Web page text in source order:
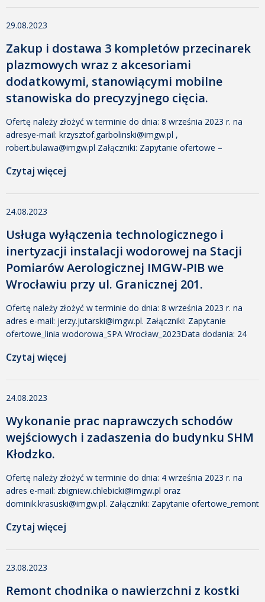
dodania: 31 […]
29.08.2023
Zakup i dostawa 3 kompletów przecinarek
plazmowych wraz z akcesoriami
dodatkowymi, stanowiącymi mobilne
stanowiska do precyzyjnego cięcia.
Ofertę należy złożyć w terminie do dnia: 8 września 2023 r. na
adresye-mail: krzysztof.garbolinski@imgw.pl ,
robert.bulawa@imgw.pl Załączniki: Zapytanie ofertowe –
Dodany przez: Małgorzata Urbanowicz Rozmiar: 363 KB Pobrano:
KB Pobrano: 260 Załącznik nr 2 Klauzula RODOData […]
Czytaj więcej
24.08.2023
Usługa wyłączenia technologicznego i
inertyzacji instalacji wodorowej na Stacji
Pomiarów Aerologicznej IMGW-PIB we
Wrocławiu przy ul. Granicznej 201.
Ofertę należy złożyć w terminie do dnia: 8 września 2023 r. na
adres e-mail: jerzy.jutarski@imgw.pl. Załączniki: Zapytanie
ofertowe_linia wodorowa_SPA Wrocław_2023Data dodania: 24
353 KB Pobrano: 369 Załącznik nr 1_Formularz ofertowy_linia
Pobrano: 400 Załącznik nr 2_Klauzula informacyjna RODOData
Czytaj więcej
24.08.2023
Wykonanie prac naprawczych schodów
wejściowych i zadaszenia do budynku SHM
Kłodzko.
Ofertę należy złożyć w terminie do dnia: 4 września 2023 r. na
adres e-mail: zbigniew.chlebicki@imgw.pl oraz
dominik.krasuski@imgw.pl. Załączniki: Zapytanie ofertowe_remont
przez: Małgorzata Tomczak Rozmiar: 369 KB Pobrano: 397
Pobrano: 456 Załącznik nr 2 Klauzula informacyjna […]
Czytaj więcej
23.08.2023
Remont chodnika o nawierzchni z kostki